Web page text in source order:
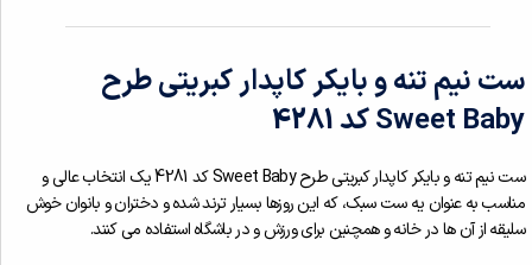
ست نیم تنه و بایکر کاپدار کبریتی طرح
Sweet Baby کد 4281
ست نیم تنه و بایکر کاپدار کبریتی طرح Sweet Baby کد 4281 یک انتخاب عالی و
مناسب به عنوان یه ست سبک، که این روزها بسیار ترند شده و دختران و بانوان خوش
سلیقه از آن ها در خانه و همچنین برای ورزش و در باشگاه استفاده می کنند.